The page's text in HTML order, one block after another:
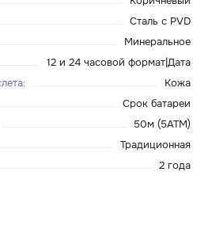
Сталь с PVD
Минеральное
12 и 24 часовой формат|Дата
:
Кожа
Срок батареи
50м (5ATM)
Традиционная
2 года